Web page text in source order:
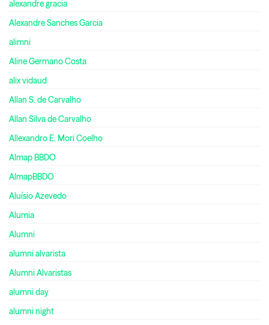
alexandre gracia
Alexandre Sanches Garcia
alimni
Aline Germano Costa
alix vidaud
Allan S. de Carvalho
Allan Silva de Carvalho
Allexandro E. Mori Coelho
Almap BBDO
AlmapBBDO
Aluísio Azevedo
Alumia
Alumni
alumni alvarista
Alumni Alvaristas
alumni day
alumni night